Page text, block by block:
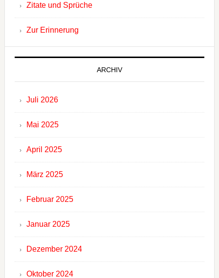
Zitate und Sprüche
Zur Erinnerung
ARCHIV
Juli 2026
Mai 2025
April 2025
März 2025
Februar 2025
Januar 2025
Dezember 2024
Oktober 2024